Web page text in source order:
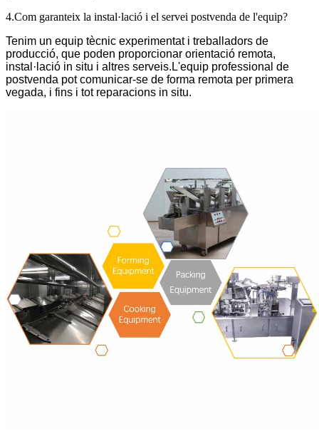
4.Com garanteix la instal·lació i el servei postvenda de l'equip?
Tenim un equip tècnic experimentat i treballadors de
producció, que poden proporcionar orientació remota,
instal·lació in situ i altres serveis.L'equip professional de
postvenda pot comunicar-se de forma remota per primera
vegada, i fins i tot reparacions in situ.